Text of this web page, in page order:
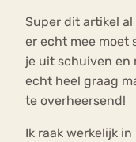
Super dit artikel
er echt mee moet
je uit schuiven en
echt heel graag
te overheersend!
Ik raak werkelijk